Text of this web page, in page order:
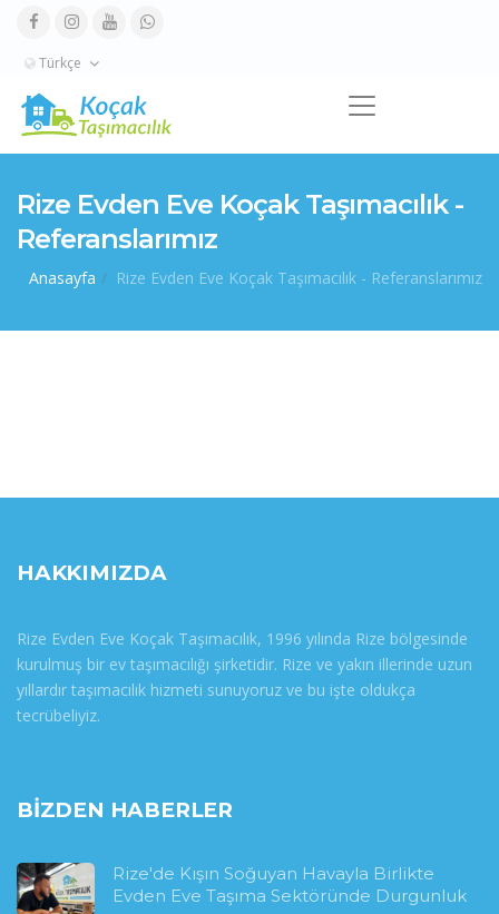
Türkçe
Rize Evden Eve Koçak Taşımacılık -
Referanslarımız
Anasayfa Rize Evden Eve Koçak Taşımacılık - Referanslarımız
HAKKIMIZDA
Rize Evden Eve Koçak Taşımacılık, 1996 yılında Rize bölgesinde
kurulmuş bir ev taşımacılığı şirketidir. Rize ve yakın illerinde uzun
yıllardır taşımacılık hizmeti sunuyoruz ve bu işte oldukça
tecrübeliyiz.
BIZDEN HABERLER
Rize'de Kışın Soğuyan Havayla Birlikte
Evden Eve Taşıma Sektöründe Durgunluk